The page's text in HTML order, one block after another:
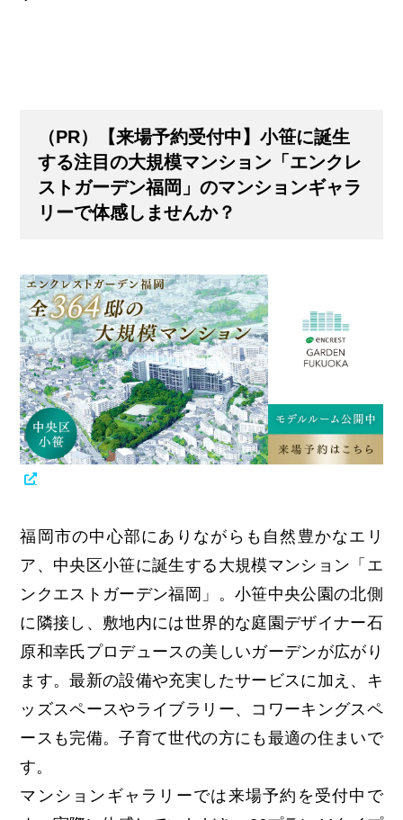
（PR）【来場予約受付中】小笹に誕生
する注目の大規模マンション「エンクレ
ストガーデン福岡」のマンションギャラ
リーで体感しませんか？
福岡市の中心部にありながらも自然豊かなエリ
ア、中央区小笹に誕生する大規模マンション「エ
ンクエストガーデン福岡」。 小笹中央公園の北側
に隣接し、敷地内には世界的な庭園デザイナー石
原和幸氏プロデュースの美しいガーデンが広がり
ます。最新の設備や充実したサービスに加え、キ
ッズスペースやライブラリー、コワーキングスペ
ースも完備。子育て世代の方にも最適の住まいで
す。
マンションギャラリーでは来場予約を受付中で